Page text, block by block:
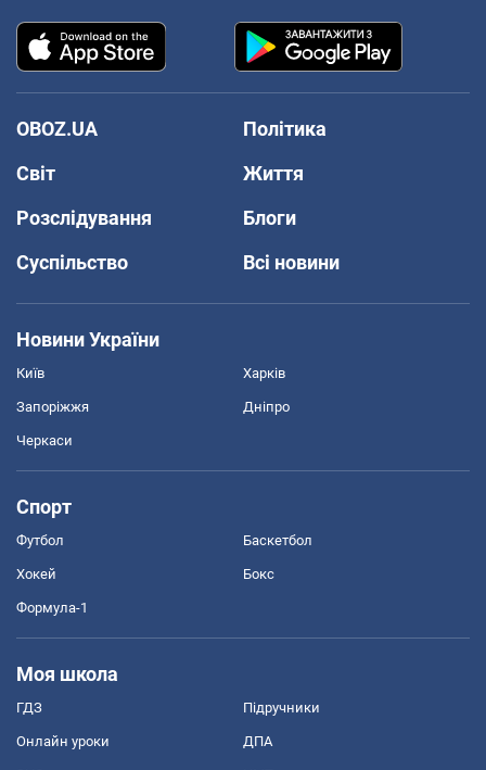
OBOZ.UA
Політика
Світ
Життя
Розслідування
Блоги
Суспільство
Всі новини
Новини України
Київ Харків
Запоріжжя Дніпро
Черкаси
Спорт
Футбол Баскетбол
Хокей Бокс
Формула-1
Моя школа
ГДЗ Підручники
Онлайн уроки ДПА